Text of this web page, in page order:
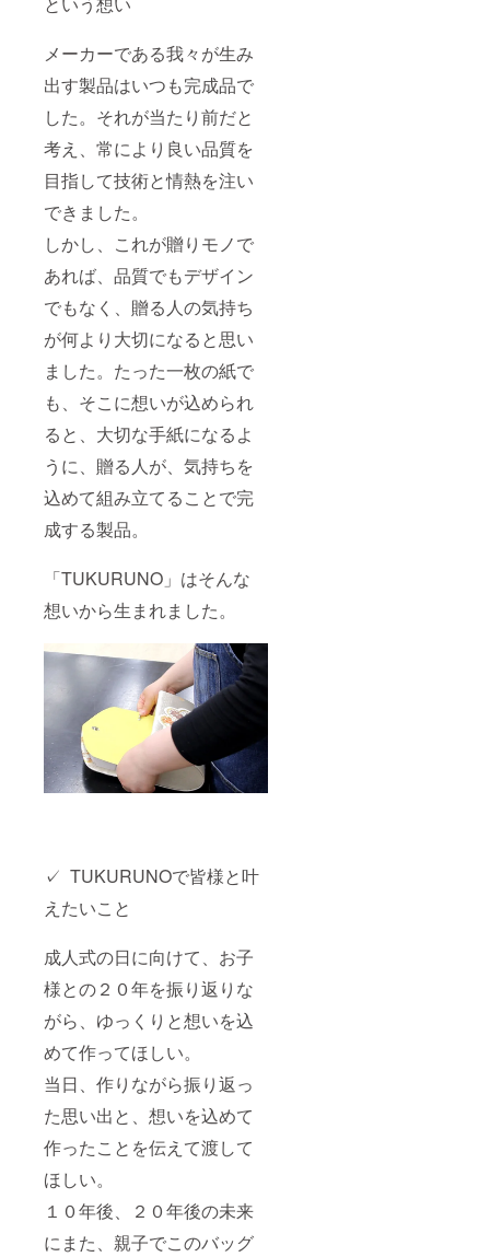
メーカーである我々が生み
出す製品はいつも完成品で
した。それが当たり前だと
考え、常により良い品質を
目指して技術と情熱を注い
できました。
しかし、これが贈りモノで
あれば、品質でもデザイン
でもなく、贈る人の気持ち
が何より大切になると思い
ました。たった一枚の紙で
も、そこに想いが込められ
ると、大切な手紙になるよ
うに、贈る人が、気持ちを
込めて組み立てることで完
成する製品。
「TUKURUNO」はそんな
想いから生まれました。
✓ TUKURUNOで皆様と叶
えたいこと
成人式の日に向けて、お子
様との２０年を振り返りな
がら、ゆっくりと想いを込
めて作ってほしい。
当日、作りながら振り返っ
た思い出と、想いを込めて
作ったことを伝えて渡して
ほしい。
１０年後、２０年後の未来
にまた、親子でこのバッグ